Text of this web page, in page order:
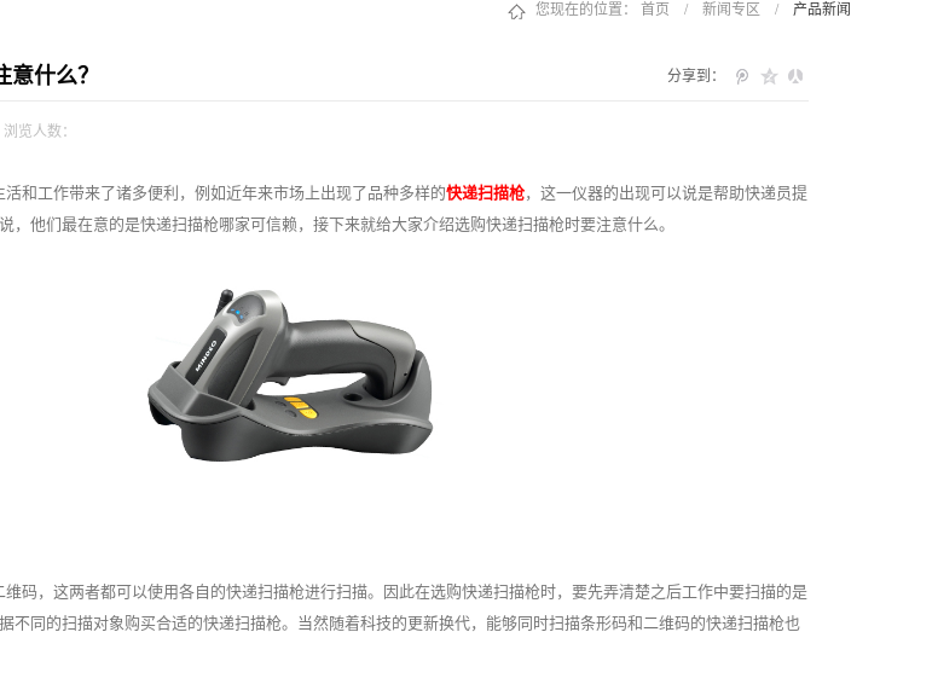
您现在的位置： 首页 / 新闻专区 / 产品新闻
什么？ 分享到：
浏览人数：
和工作带来了诸多便利，例如近年来市场上出现了品种多样的快递扫描枪，这一仪器的出现可以说是帮助快递员提
，他们最在意的是快递扫描枪哪家可信赖，接下来就给大家介绍选购快递扫描枪时要注意什么。
码，这两者都可以使用各自的快递扫描枪进行扫描。因此在选购快递扫描枪时，要先弄清楚之后工作中要扫描的是
不同的扫描对象购买合适的快递扫描枪。当然随着科技的更新换代，能够同时扫描条形码和二维码的快递扫描枪也